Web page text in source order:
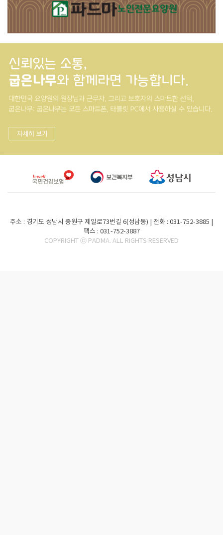
주소 : 경기도 성남시 중원구 제일로73번길 6(성남동) | 전화 : 031-752-3885 |
팩스 : 031-752-3887
COPYRIGHT ⓒ PADMA. ALL RIGHTS RESERVED